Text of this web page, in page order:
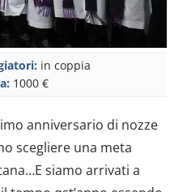
in coppia
1000 €
anniversario di nozze
scegliere una meta
siamo arrivati a